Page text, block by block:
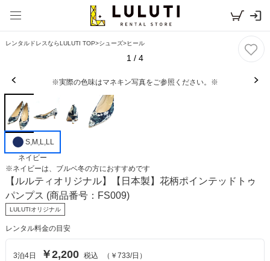
レンタルドレスならLULUTI TOP>シューズ>ヒール
1 / 4
※実際の色味はマネキン写真をご参照ください。※
S,M,L,LL
ネイビー
※ネイビーは、 ブルベ冬の方におすすめです
【ルルティオリジナル】
【日本製】花柄ポインテッドトゥ
パンプス (商品番号：FS009)
LULUTIオリジナル
レンタル料金の目安
3泊4日 ￥2,200 税込 （ ￥733/日）